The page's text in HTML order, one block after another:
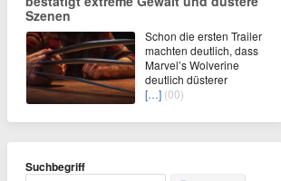
Szenen
Schon die ersten Trailer
machten deutlich, dass
Marvel’s Wolverine
deutlich düsterer
[…] (00)
Suchbegriff